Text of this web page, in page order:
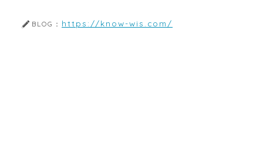
BLOG： https://know-wis.com/